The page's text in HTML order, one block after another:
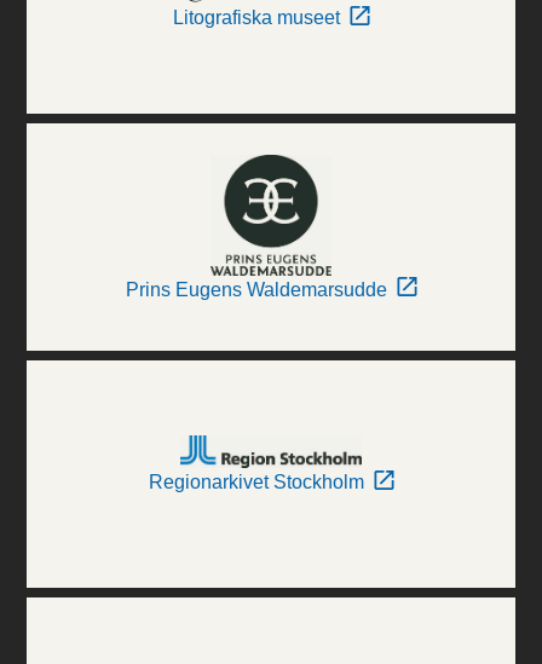
Litografiska museet
Prins Eugens Waldemarsudde
Regionarkivet Stockholm